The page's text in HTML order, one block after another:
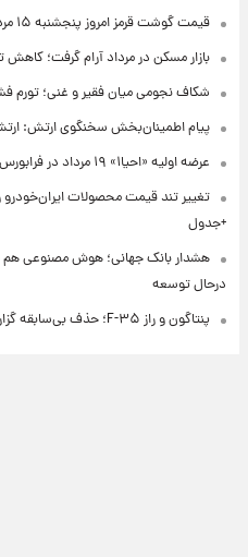
قیمت گوشت قرمز امروز پنجشنبه ۱۵ مرداد ۱۴۰۵ +جدول
بازار مسکن در مرداد آرام گرفت؛
شکاف نجومی میان فقیر و غنی؛ تورم
پیام اطمینان‌بخش سخنگوی ارتش: ارتش
عرضه اولیه «احیا۱» ۱۹ مرداد در فرابورس
+جدول
هشدار بانک جهانی؛ هوش مصنوعی
درحال توسعه
پنتاگون و راز F-۳۵؛ حذف بی‌سابقه گزارش‌های عملکرد جنگنده‌های نسل پنجم